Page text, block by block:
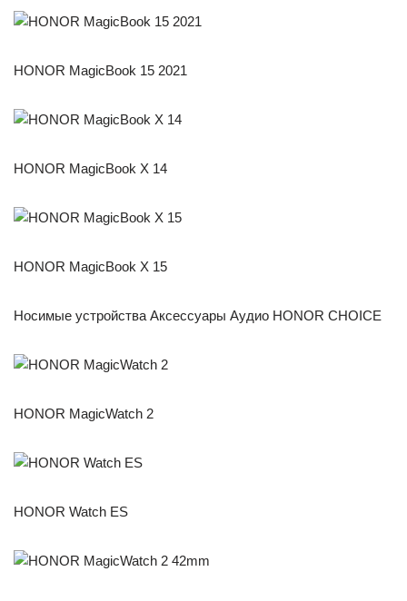
HONOR MagicBook 15 2021
HONOR MagicBook X 14
HONOR MagicBook X 15
Носимые устройства Аксессуары Аудио HONOR CHOICE
HONOR MagicWatch 2
HONOR Watch ES